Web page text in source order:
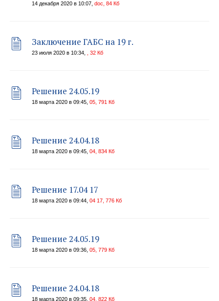
14 декабря 2020 в 10:07, doc, 84 Кб
Заключение ГАБС на 19 г.
23 июля 2020 в 10:34, , 32 Кб
Решение 24.05.19
18 марта 2020 в 09:45, 05, 791 Кб
Решение 24.04.18
18 марта 2020 в 09:45, 04, 834 Кб
Решение 17.04 17
18 марта 2020 в 09:44, 04 17, 776 Кб
Решение 24.05.19
18 марта 2020 в 09:36, 05, 779 Кб
Решение 24.04.18
18 марта 2020 в 09:35, 04, 822 Кб